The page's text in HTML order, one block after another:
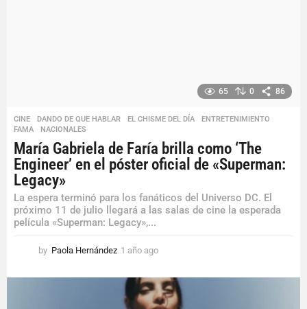
65 0 86
CINE ,DANDO DE QUE HABLAR ,EL CHISME DEL DÍA ,ENTRETENIMIENTO
FAMA
,NACIONALES
María Gabriela de Faría brilla como ‘The
Engineer’ en el póster oficial de «Superman:
Legacy»
La espera terminó para los fanáticos del Universo DC. El
próximo 11 de julio llegará a las salas de cine la esperada
película «Superman: Legacy»,...
by Paola Hernández 1 año ago
ñ
o
a